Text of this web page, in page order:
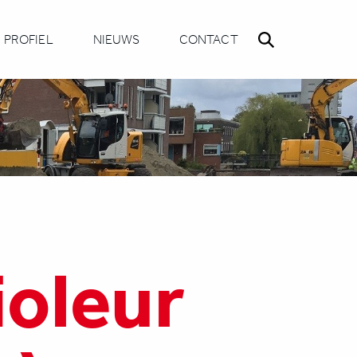
PROFIEL NIEUWS CONTACT